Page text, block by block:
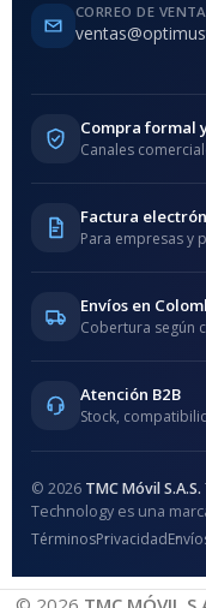
CORREO DE
Compra formal
Canales
Factura
Para empresas y
Envíos en
Cobertura según
Atención B2B
Stock,
© 2026 TMC Móvil S.A.S.
Technology es una
TérminosPrivacidad